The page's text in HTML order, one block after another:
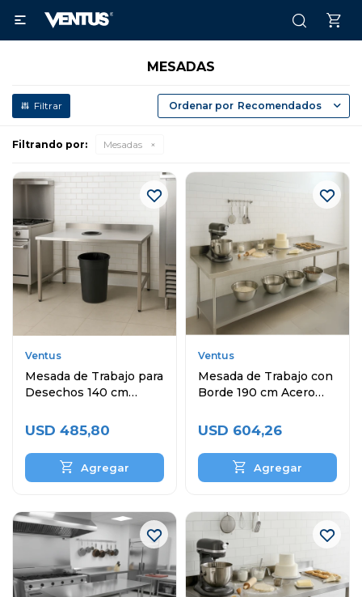

MESADAS
Recomendados
Filtrando por: Mesadas
Ventus
Mesada de Trabajo para
Desechos 140 cm
USD 485,80
Ventus
Mesada de Trabajo con
Borde 190 cm Acero
USD 604,26